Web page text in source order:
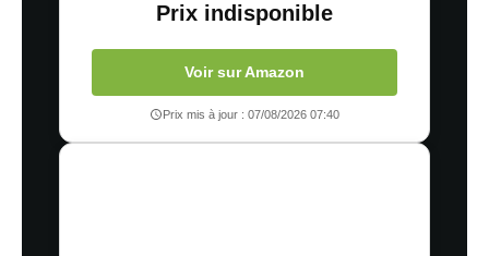
Prix indisponible
Voir sur Amazon
Prix mis à jour : 07/08/2026 07:40